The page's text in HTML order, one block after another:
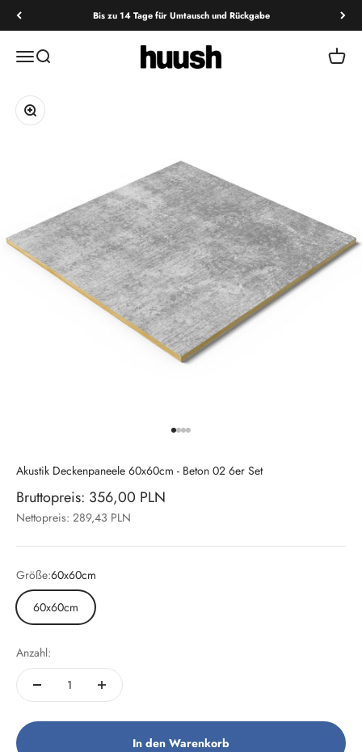
Zum Inhalt springen Bis zu 14 Tage für Umtausch und Rückgabe
Navigationsmenü öffnen
Suche öffnen huush
Bild vergrößern
Gehe zu Element 1
Gehe zu Element 2
Gehe zu Element 3
Gehe zu Element 4
Akustik Deckenpaneele 60x60cm - Beton 02 6er Set
Bruttopreis: 356,00 PLN
Nettopreis: 289,43 PLN
Größe:60x60cm
60x60cm
Anzahl:
In den Warenkorb